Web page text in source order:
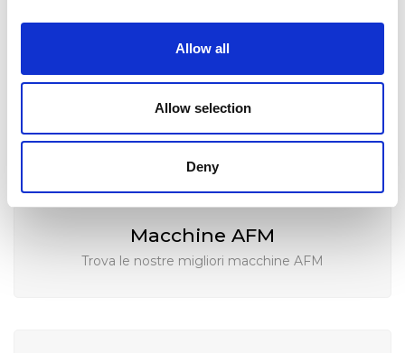
Allow all
Allow selection
Deny
Macchine AFM
Trova le nostre migliori macchine AFM